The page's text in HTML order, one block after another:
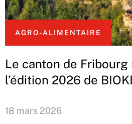
AGRO-ALIMENTAIRE
Le canton de Fribourg
l’édition 2026 de
18 mars 2026